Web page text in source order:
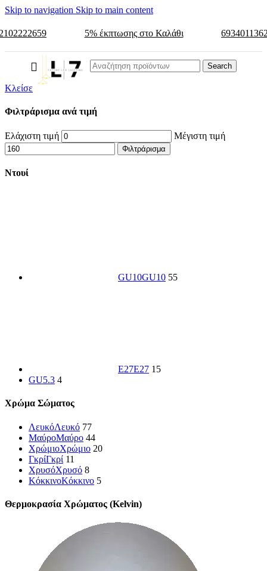
Skip to navigation Skip to main content
5% έκπτωσης στο Καλάθι
Search
Κλείσε
Φιλτράρισμα ανά τιμή
Ελάχιστη τιμή Μέγιστη τιμή
Φιλτράρισμα
Ντουί
GU10GU10 55
E27E27 15
GU5.3 4
Χρώμα Σώματος
ΛευκόΛευκό 77
ΜαύροΜαύρο 44
ΧρώμιοΧρώμιο 20
ΓκρίΓκρί 11
ΧρυσόΧρυσό 8
ΚόκκινοΚόκκινο 5
Θερμοκρασία Χρώματος (Kelvin)